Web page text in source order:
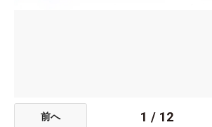
前へ 1 / 12